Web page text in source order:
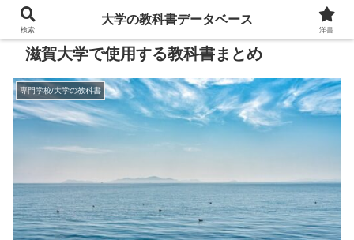
滋賀大学で使用する教科書まとめ
専門学校/大学の教科書
検索
大学の教科書データベース
洋書